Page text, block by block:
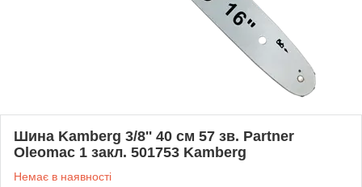
Шина Kamberg 3/8'' 40 см 57 зв. Partner
Oleomac 1 закл. 501753 Kamberg
Немає в наявності